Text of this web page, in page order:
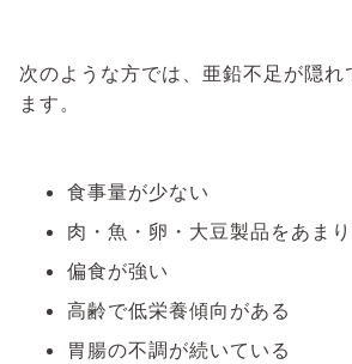
次のような方では、亜鉛不足が隠れ
ます。
食事量が少ない
肉・魚・卵・大豆製品をあま
偏食が強い
高齢で低栄養傾向がある
胃腸の不調が続いている